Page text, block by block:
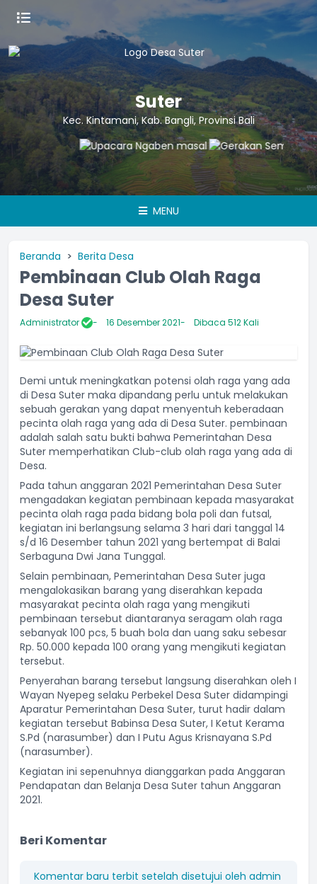
Suter
Kec. Kintamani, Kab. Bangli, Provinsi Bali
MENU
Beranda Berita Desa
Pembinaan Club Olah Raga
Desa Suter
Administrator 16 Desember 2021 Dibaca 512 Kali
Demi untuk meningkatkan potensi olah raga yang ada
di Desa Suter maka dipandang perlu untuk melakukan
sebuah gerakan yang dapat menyentuh keberadaan
pecinta olah raga yang ada di Desa Suter. pembinaan
adalah salah satu bukti bahwa Pemerintahan Desa
Suter memperhatikan Club-club olah raga yang ada di
Desa.
Pada tahun anggaran 2021 Pemerintahan Desa Suter
mengadakan kegiatan pembinaan kepada masyarakat
pecinta olah raga pada bidang bola poli dan futsal,
kegiatan ini berlangsung selama 3 hari dari tanggal 14
s/d 16 Desember tahun 2021 yang bertempat di Balai
Serbaguna Dwi Jana Tunggal.
Selain pembinaan, Pemerintahan Desa Suter juga
mengalokasikan barang yang diserahkan kepada
masyarakat pecinta olah raga yang mengikuti
pembinaan tersebut diantaranya seragam olah raga
sebanyak 100 pcs, 5 buah bola dan uang saku sebesar
Rp. 50.000 kepada 100 orang yang mengikuti kegiatan
tersebut.
Penyerahan barang tersebut langsung diserahkan oleh I
Wayan Nyepeg selaku Perbekel Desa Suter didampingi
Aparatur Pemerintahan Desa Suter, turut hadir dalam
kegiatan tersebut Babinsa Desa Suter, I Ketut Kerama
S.Pd (narasumber) dan I Putu Agus Krisnayana S.Pd
(narasumber).
Kegiatan ini sepenuhnya dianggarkan pada Anggaran
Pendapatan dan Belanja Desa Suter tahun Anggaran
2021.
Beri Komentar
Komentar baru terbit setelah disetujui oleh admin